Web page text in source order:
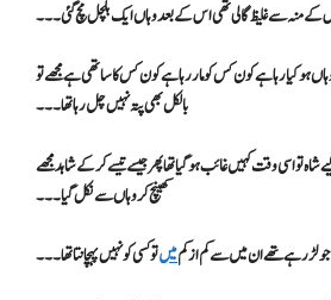
منہ سے غلیظ گالی تھی اس کے بعد وہاں ایک ہلچل مچ گئی ۔۔۔
ہو کیا رہا ہے کون کس کو مار رہا ہے کون کس کا ساتھی ہے مجھے تو
بالکل بھی پتہ نہیں چل رہا تھا۔۔۔
تو اسی وقت کہیں غائب ہو گیا تھا پھر جیسے تیسے کرکے شاہد مجھے
کھینچ کر وہاں سے نکل گیا۔۔۔
لڑ رہے تھے ان میں سے کم از کممیںتو کسی کو نہیں پہچانتا تھا۔۔۔